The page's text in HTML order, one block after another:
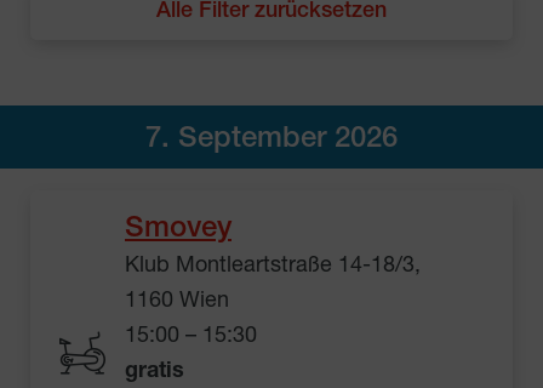
Alle Filter zurücksetzen
7. September 2026
Smovey
Klub Montleartstraße 14-18/3,
1160 Wien
15:00 – 15:30
gratis